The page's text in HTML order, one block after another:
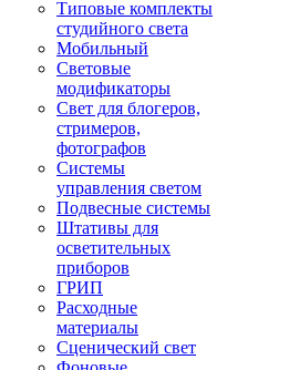
Типовые комплекты
студийного света
Мобильный
Световые
модификаторы
Свет для блогеров,
стримеров,
фотографов
Системы
управления светом
Подвесные системы
Штативы для
осветительных
приборов
ГРИП
Расходные
материалы
Сценический свет